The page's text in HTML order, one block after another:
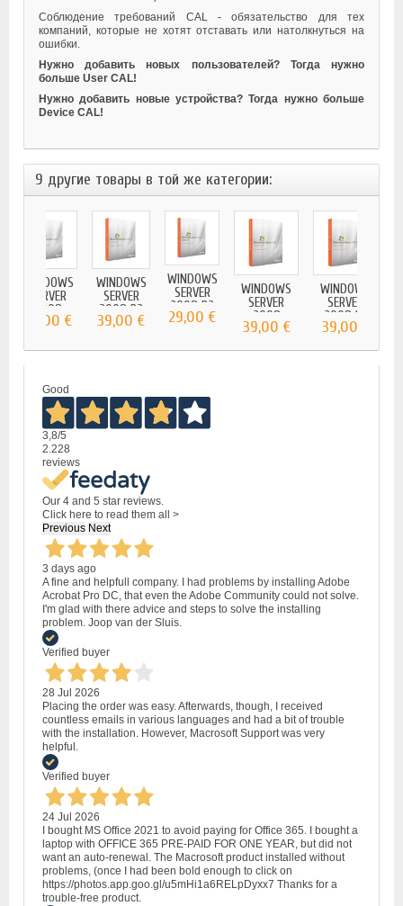
Соблюдение требований CAL - обязательство для тех
компаний, которые не хотят отставать или натолкнуться на
ошибки.
Нужно добавить новых пользователей? Тогда нужно
больше User CAL!
Нужно добавить новые устройства? Тогда нужно больше
Device CAL!
9 другие товары в той же категории:
WINDOWS
SERVER
2008
ENTERPRISE
39,00 €
WINDOWS
SERVER
2008 R2
ENTERPRISE
39,00 €
WINDOWS
SERVER
2008 R2
STANDARD
29,00 €
WINDOWS
SERVER
2008
DATACENTER
39,00 €
WINDOWS
SERVER
2008 R2
DATACENTER
39,00 €
Good
3,8/5
2.228
reviews
Our 4 and 5 star reviews.
Click here to read them all >
Previous Next
3 days ago
A fine and helpfull company. I had problems by installing Adobe
Acrobat Pro DC, that even the Adobe Community could not solve.
I'm glad with there advice and steps to solve the installing
problem. Joop van der Sluis.
Verified buyer
28 Jul 2026
Placing the order was easy. Afterwards, though, I received
countless emails in various languages and had a bit of trouble
with the installation. However, Macrosoft Support was very
helpful.
Verified buyer
24 Jul 2026
I bought MS Office 2021 to avoid paying for Office 365. I bought a
laptop with OFFICE 365 PRE-PAID FOR ONE YEAR, but did not
want an auto-renewal. The Macrosoft product installed without
problems, (once I had been bold enough to click on
https://photos.app.goo.gl/u5mHi1a6RELpDyxx7 Thanks for a
trouble-free product.